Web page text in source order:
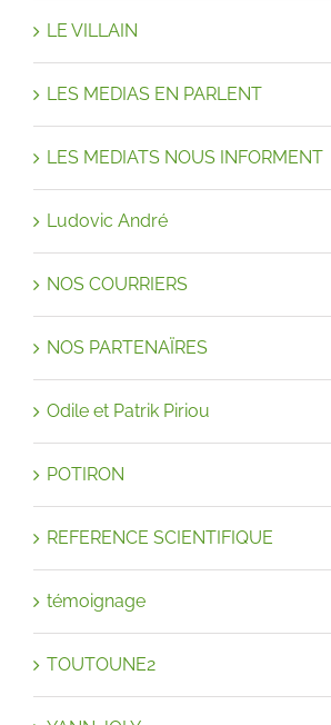
LE VILLAIN
LES MEDIAS EN PARLENT
LES MEDIATS NOUS INFORMENT
Ludovic André
NOS COURRIERS
NOS PARTENAÏRES
Odile et Patrik Piriou
POTIRON
REFERENCE SCIENTIFIQUE
témoignage
TOUTOUNE2